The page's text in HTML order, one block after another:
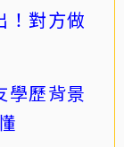
！對方做
學歷背景